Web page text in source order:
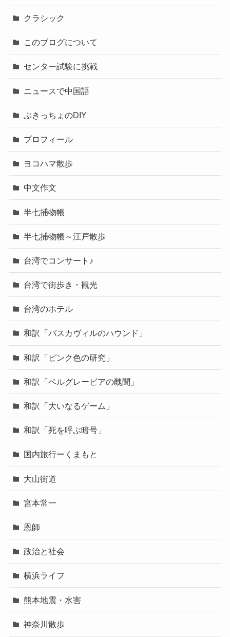
クラシック
このブログについて
センター試験に挑戦
ニュースで中国語
ぶきっちょのDIY
プロフィール
ヨコハマ散歩
中文作文
半七捕物帳
半七捕物帳～江戸散歩
台湾でコンサート♪
台湾で街歩き・観光
台湾のホテル
和訳「バスカヴィルのハウンド」
和訳「ピンク色の研究」
和訳「ベルグレービアの醜聞」
和訳「大いなるゲーム」
和訳「死を呼ぶ暗号」
国内旅行ーくまもと
大山街道
宮本常一
恩師
政治と社会
横浜ライフ
熊本地震・水害
神奈川散歩